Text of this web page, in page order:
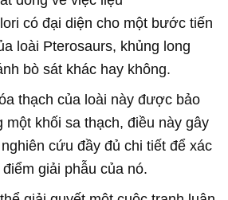
có đại diện cho một bước tiến
loài Pterosaurs, khủng long
bò sát khác hay không.
thạch của loài này được bảo
một khối sa thạch, điều này gây
cứu đầy đủ chi tiết để xác
giải phẫu của nó.